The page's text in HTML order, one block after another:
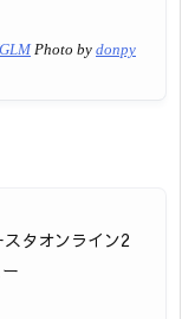
Photo by donpy
タオンライン2